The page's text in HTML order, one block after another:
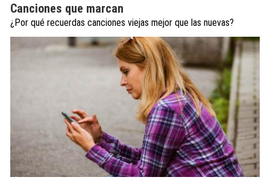
Canciones que marcan
¿Por qué recuerdas canciones viejas mejor que las nuevas?